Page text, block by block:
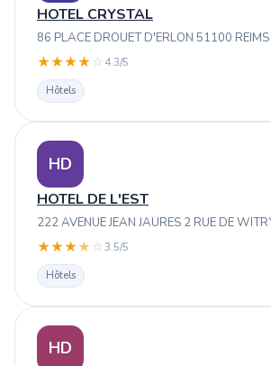
HOTEL CRYSTAL
86 PLACE DROUET D'ERLON 51100 REIMS
★★★★ ☆ 4.3/5
Hôtels
HD
HOTEL DE L'EST
222 AVENUE JEAN JAURES 2 RUE DE
★★★★ ☆3.5/5
Hôtels
HD